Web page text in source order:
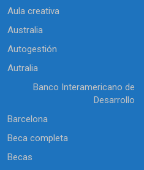
Aula creativa
Australia
Autogestión
Autralia
Banco Interamericano de
Desarrollo
Barcelona
Beca completa
Becas